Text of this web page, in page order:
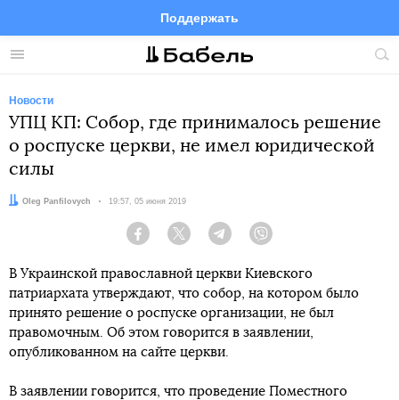
Меню
Поддержать
FacebookTelegramTwitter
Новости
УПЦ КП: Собор, где принималось решение
о роспуске церкви, не имел юридической
силы
Автор:
Oleg Panfilovych Дата:
19:57, 05 июня 2019
Facebook Twitter Telegram
В Украинской православной церкви Киевского
патриархата утверждают, что собор, на котором было
принято решение о роспуске организации, не был
правомочным. Об этом говорится в заявлении,
опубликованном на сайте церкви.
В заявлении говорится, что проведение Поместного